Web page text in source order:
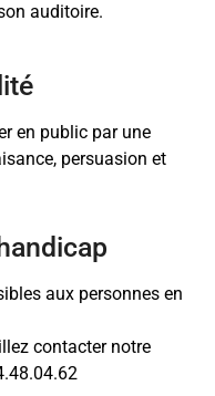
auditoire.
en public par une
persuasion et
aux personnes en
contacter notre